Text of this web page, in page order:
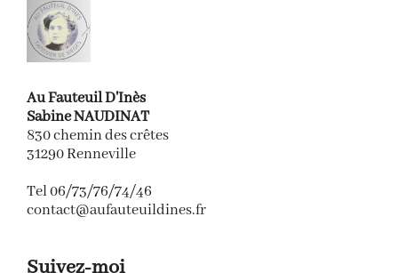
Au Fauteuil D'Inès
Sabine NAUDINAT
830 chemin des crêtes
31290 Renneville
Tel 06/73/76/74/46
contact@aufauteuildines.fr
Suivez-moi